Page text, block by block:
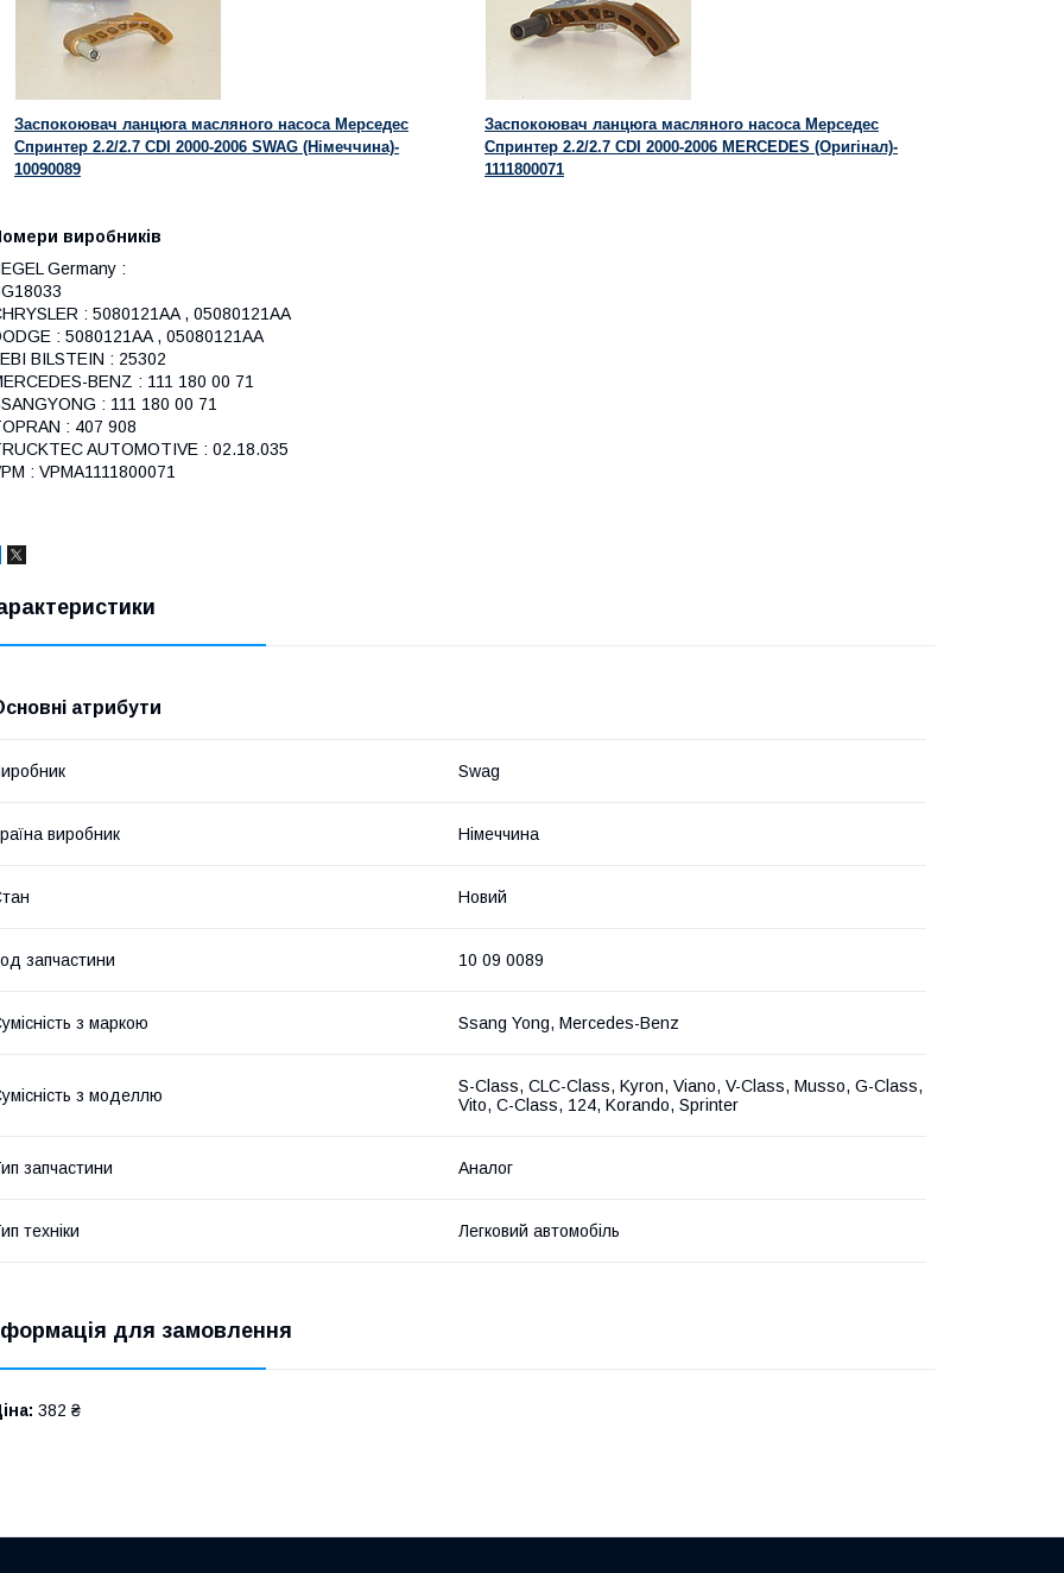
Заспокоювач ланцюга масляного насоса Мерседес
Спринтер 2.2/2.7 CDI 2000-2006 SWAG (Німеччина)-
10090089
Заспокоювач ланцюга масляного насоса Мерседес
Спринтер 2.2/2.7 CDI 2000-2006 MERCEDES (Оригінал)-
1111800071
виробників
Germany :
: 5080121AA , 05080121AA
: 5080121AA , 05080121AA
BILSTEIN : 25302
BENZ : 111 180 00 71
: 111 180 00 71
: 407 908
AUTOMOTIVE : 02.18.035
: VPMA1111800071
атрибути
Swag
виробник Німеччина
Новий
запчастини 10 09 0089
з маркою Ssang Yong, Mercedes-Benz
з моделлю
S-Class, CLC-Class, Kyron, Viano, V-Class, Musso, G-Class,
Vito, C-Class, 124, Korando, Sprinter
запчастини Аналог
техніки Легковий автомобіль
для замовлення
382 ₴